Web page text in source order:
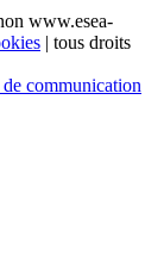
www.esea-
| tous droits
communication